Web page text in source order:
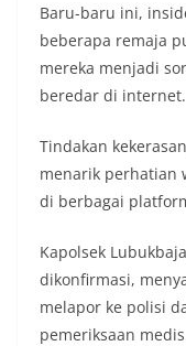
Baru-baru ini,
beberapa remaja
mereka menjadi
beredar di internet.
Tindakan
menarik perhatian
di berbagai
Kapolsek
dikonfirmasi,
melapor ke polisi
pemeriksaan